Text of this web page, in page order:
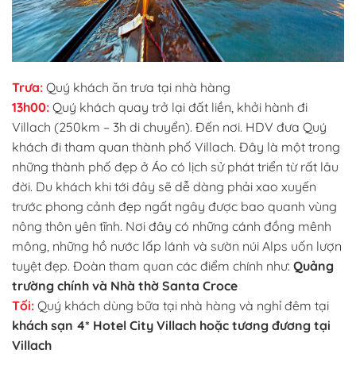
Trưa: Quý khách ăn trưa tại nhà hàng
13h00: Quý khách quay trở lại đất liền, khởi hành đi
Villach (250km – 3h di chuyển). Đến nơi. HDV đưa Quý
khách đi tham quan thành phố Villach. Đây là một trong
những thành phố đẹp ở Áo có lịch sử phát triển từ rất lâu
đời. Du khách khi tới đây sẽ dễ dàng phải xao xuyến
trước phong cảnh đẹp ngất ngây được bao quanh vùng
nông thôn yên tĩnh. Nơi đây có những cánh đồng mênh
mông, những hồ nước lấp lánh và sườn núi Alps uốn lượn
tuyệt đẹp. Đoàn tham quan các điểm chính như: Quảng
trường chính và Nhà thờ Santa Croce
Tối: Quý khách dùng bữa tại nhà hàng và nghỉ đêm tại
khách sạn 4* Hotel City Villach hoặc tương đương tại
Villach